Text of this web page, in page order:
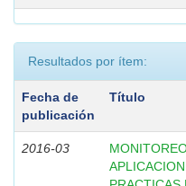
Resultados por ítem:
Fecha de
publicación
Título
2016-03